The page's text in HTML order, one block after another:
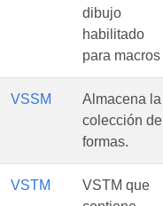
dibujo
habilitado
para macros
VSSM
Almacena la
colección de
formas.
VSTM
VSTM que